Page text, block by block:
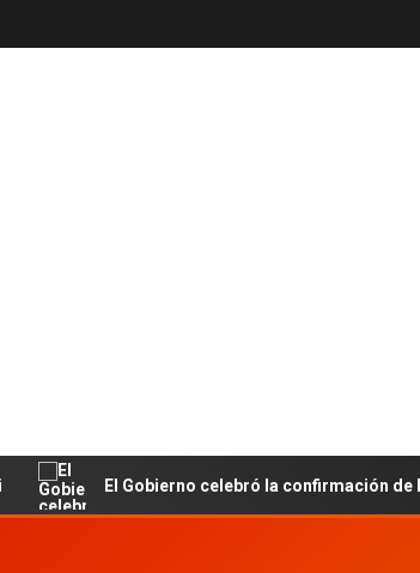
El Gobierno celebró la confirmación de la visita